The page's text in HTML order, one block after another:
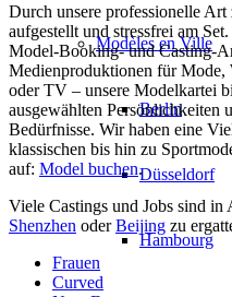
Modèles en Ville
Berlin
Düsseldorf
Hambourg
Durch unsere professionelle
aufgestellt und stressfrei am
Model-Booking- und Casting-
Medienproduktionen für Mode,
oder TV – unsere Modelkartei
ausgewählten
Bedürfnisse. Wir haben eine
klassischen bis hin zu
auf: Model buchen.
Viele Castings und Jobs sind in
Shenzhen oderBeijing zu
Frauen
Curved